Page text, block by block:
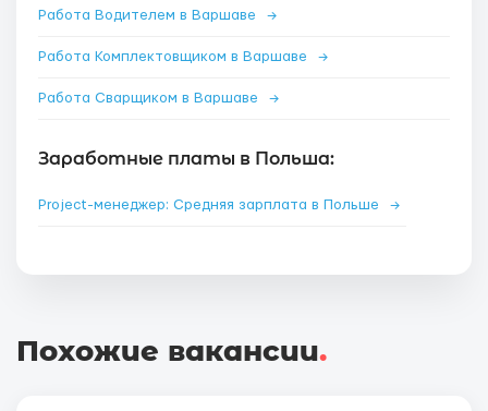
Работа Водителем в Варшаве →
Работа Комплектовщиком в Варшаве →
Работа Сварщиком в Варшаве →
Заработные платы в Польша:
Project-менеджер: Средняя зарплата в Польше →
Похожие вакансии.